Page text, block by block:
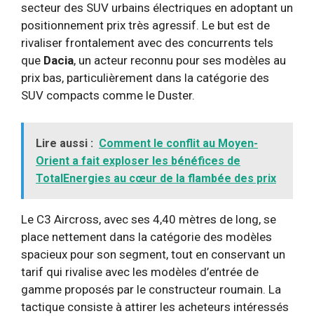
secteur des SUV urbains électriques en adoptant un
positionnement prix très agressif. Le but est de
rivaliser frontalement avec des concurrents tels
que Dacia, un acteur reconnu pour ses modèles au
prix bas, particulièrement dans la catégorie des
SUV compacts comme le Duster.
Lire aussi : Comment le conflit au Moyen-
Orient a fait exploser les bénéfices de
TotalEnergies au cœur de la flambée des prix
Le C3 Aircross, avec ses 4,40 mètres de long, se
place nettement dans la catégorie des modèles
spacieux pour son segment, tout en conservant un
tarif qui rivalise avec les modèles d’entrée de
gamme proposés par le constructeur roumain. La
tactique consiste à attirer les acheteurs intéressés